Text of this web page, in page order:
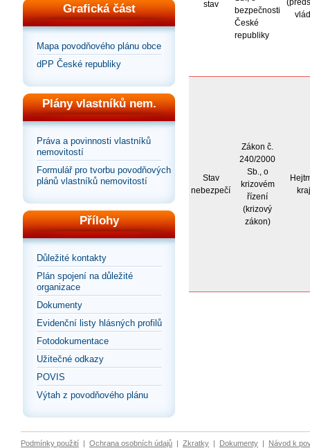
Grafická část
Mapa povodňového plánu obce
dPP České republiky
Plány vlastníků nem.
Práva a povinnosti vlastníků
nemovitostí
Formulář pro tvorbu povodňových
plánů vlastníků nemovitostí
Přílohy
Důležité kontakty
Plán spojení na důležité
organizace
Dokumenty
Evidenční listy hlásných profilů
Fotodokumentace
Užitečné odkazy
POVIS
Výtah z povodňového plánu
stav
bezpečnosti
České
republiky
Stav
nebezpečí
Zákon č.
240/2000
Sb., o
krizovém
řízení
(krizový
zákon)
Podmínky použití | Ochrana osobních údajů | Zkratky | Dokumenty | Návod k